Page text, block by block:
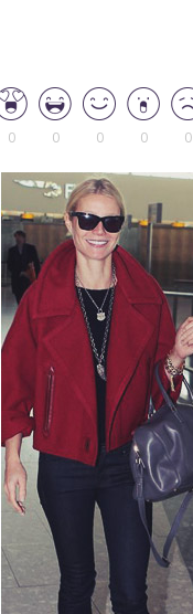
0 0 0 0 0